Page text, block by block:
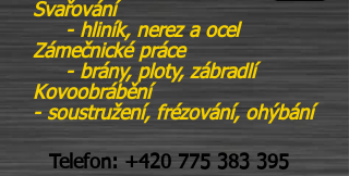
Svařování
- hliník, nerez a ocel
Zámečnické práce
- brány, ploty, zábradlí
Kovoobrábění
- soustružení, frézování, ohýbání
Telefon: +420 775 383 395